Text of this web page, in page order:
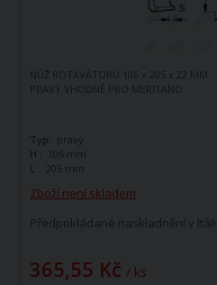
Zboží není skladem
Předpokládané naskladnění v
365,55 Kč / ks
NŮŽ ROTAVÁTORU 106 x 205 x 22 MM
PRAVÝ VHODNÉ PRO MERITANO
Typ: pravý
H :
106 mm
L :
205 mm